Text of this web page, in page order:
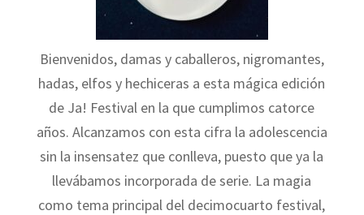
Bienvenidos, damas y caballeros, nigromantes,
hadas, elfos y hechiceras a esta mágica edición
de Ja! Festival en la que cumplimos catorce
años. Alcanzamos con esta cifra la adolescencia
sin la insensatez que conlleva, puesto que ya la
llevábamos incorporada de serie. La magia
como tema principal del decimocuarto festival,